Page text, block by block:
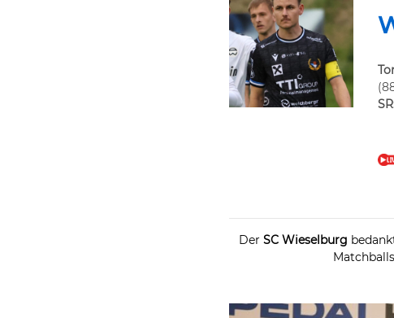
Der SC Wieselburg